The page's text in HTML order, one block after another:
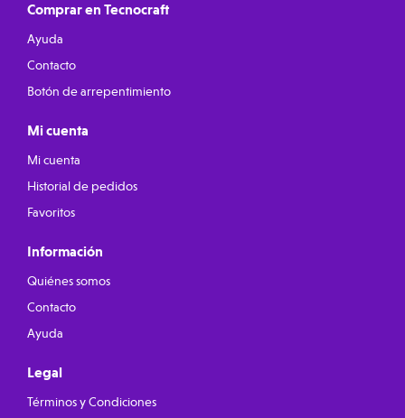
Comprar en Tecnocraft
Ayuda
Contacto
Botón de arrepentimiento
Mi cuenta
Mi cuenta
Historial de pedidos
Favoritos
Información
Quiénes somos
Contacto
Ayuda
Legal
Términos y Condiciones